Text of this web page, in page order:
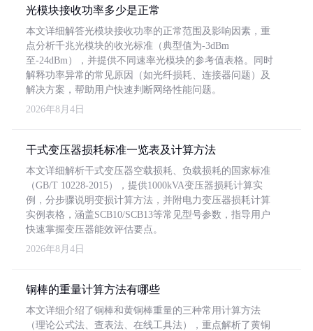
光模块接收功率多少是正常
本文详细解答光模块接收功率的正常范围及影响因素，重
点分析千兆光模块的收光标准（典型值为-3dBm
至-24dBm），并提供不同速率光模块的参考值表格。同时
解释功率异常的常见原因（如光纤损耗、连接器问题）及
解决方案，帮助用户快速判断网络性能问题。
2026年8月4日
干式变压器损耗标准一览表及计算方法
本文详细解析干式变压器空载损耗、负载损耗的国家标准
（GB/T 10228-2015），提供1000kVA变压器损耗计算实
例，分步骤说明变损计算方法，并附电力变压器损耗计算
实例表格，涵盖SCB10/SCB13等常见型号参数，指导用户
快速掌握变压器能效评估要点。
2026年8月4日
铜棒的重量计算方法有哪些
本文详细介绍了铜棒和黄铜棒重量的三种常用计算方法
（理论公式法、查表法、在线工具法），重点解析了黄铜